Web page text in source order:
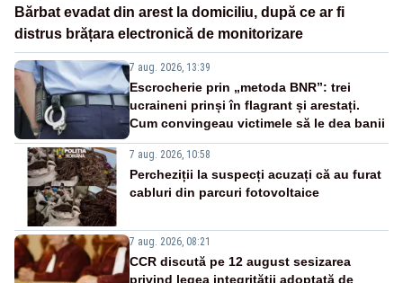
Bărbat evadat din arest la domiciliu, după ce ar fi
distrus brățara electronică de monitorizare
7 aug. 2026, 13:39
Escrocherie prin „metoda BNR”: trei
ucraineni prinși în flagrant și arestați.
Cum convingeau victimele să le dea banii
7 aug. 2026, 10:58
Percheziții la suspecți acuzați că au furat
cabluri din parcuri fotovoltaice
7 aug. 2026, 08:21
CCR discută pe 12 august sesizarea
privind legea integrității adoptată de